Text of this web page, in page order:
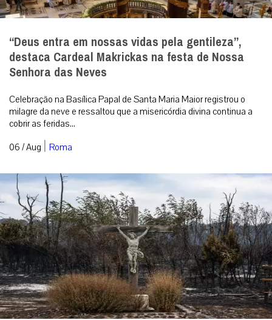
“Deus entra em nossas vidas pela gentileza”,
destaca Cardeal Makrickas na festa de Nossa
Senhora das Neves
Celebração na Basílica Papal de Santa Maria Maior registrou o
milagre da neve e ressaltou que a misericórdia divina continua a
cobrir as feridas...
06 / Aug | Roma